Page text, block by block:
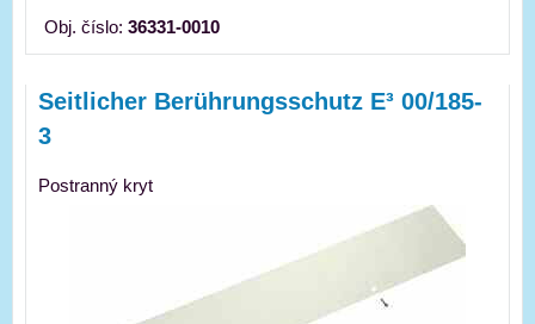
Obj. číslo: 36331-0010
Seitlicher Berührungsschutz E³ 00/185-
3
Postranný kryt